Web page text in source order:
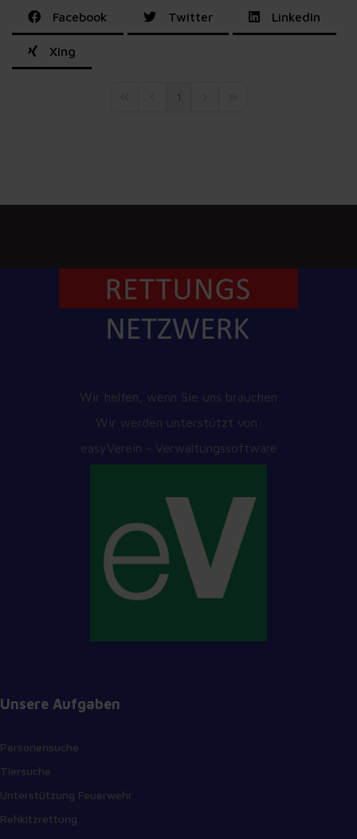
Facebook
Twitter LinkedIn
Xing
Previous Page
1
Wir helfen, wenn Sie uns brauchen
Wir werden unterstützt von:
easyVerein - Verwaltungssoftware
Unsere Aufgaben
Personensuche
Tiersuche
Unterstützung Feuerwehr
Rehkitzrettung